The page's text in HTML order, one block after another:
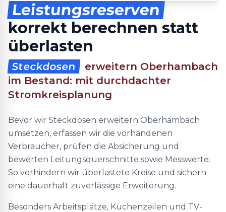
Leistungsreserven
korrekt berechnen statt
überlasten
Steckdosen
erweitern Oberhambach
im Bestand: mit durchdachter
Stromkreisplanung
Bevor wir Steckdosen erweitern Oberhambach
umsetzen, erfassen wir die vorhandenen
Verbraucher, prüfen die Absicherung und
bewerten Leitungsquerschnitte sowie Messwerte.
So verhindern wir überlastete Kreise und sichern
eine dauerhaft zuverlässige Erweiterung.
Besonders Arbeitsplätze, Küchenzeilen und TV-